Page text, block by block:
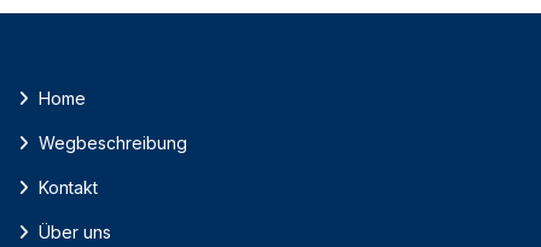
Home
Wegbeschreibung
Kontakt
Über uns